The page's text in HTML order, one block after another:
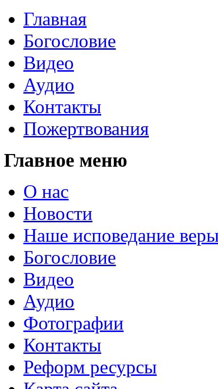
Главная
Богословие
Видео
Аудио
Контакты
Пожертвования
Главное меню
О нас
Новости
Наше исповедание
Богословие
Видео
Аудио
Фотографии
Контакты
Реформ ресурсы